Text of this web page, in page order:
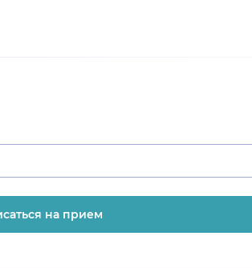
на прием